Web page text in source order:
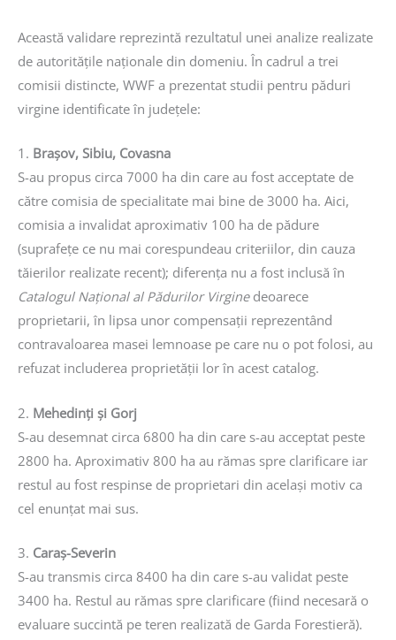
Această validare reprezintă rezultatul unei analize realizate
de autoritățile naționale din domeniu. În cadrul a trei
comisii distincte, WWF a prezentat studii pentru păduri
virgine identificate în județele:
1. Brașov, Sibiu, Covasna
S-au propus circa 7000 ha din care au fost acceptate de
către comisia de specialitate mai bine de 3000 ha. Aici,
comisia a invalidat aproximativ 100 ha de pădure
(suprafețe ce nu mai corespundeau criteriilor, din cauza
tăierilor realizate recent); diferența nu a fost inclusă în
Catalogul Național al Pădurilor Virgine deoarece
proprietarii, în lipsa unor compensații reprezentând
contravaloarea masei lemnoase pe care nu o pot folosi, au
refuzat includerea proprietății lor în acest catalog.
2. Mehedinți și Gorj
S-au desemnat circa 6800 ha din care s-au acceptat peste
2800 ha. Aproximativ 800 ha au rămas spre clarificare iar
restul au fost respinse de proprietari din același motiv ca
cel enunțat mai sus.
3. Caraș-Severin
S-au transmis circa 8400 ha din care s-au validat peste
3400 ha. Restul au rămas spre clarificare (fiind necesară o
evaluare succintă pe teren realizată de Garda Forestieră).